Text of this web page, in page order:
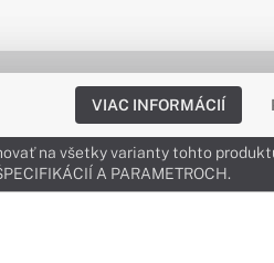
VIAC INFORMÁCIÍ
na všetky varianty tohto
A PARAMETROCH.